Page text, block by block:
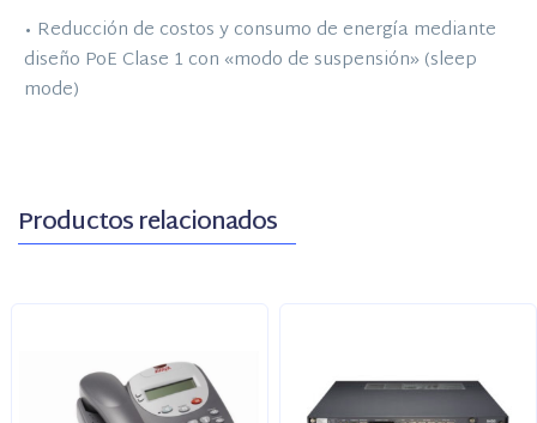
• Reducción de costos y consumo de energía mediante
diseño PoE Clase 1 con «modo de suspensión» (sleep
mode)
Productos relacionados